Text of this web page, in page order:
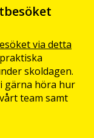
via detta
skoldagen.
gärna höra hur
team samt